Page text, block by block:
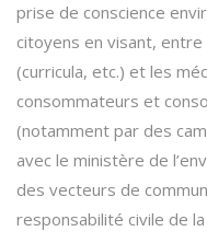
prise de conscience
citoyens en visant,
(curricula, etc.) et les
consommateurs et
(notamment par des
avec le ministère de
des vecteurs de
responsabilité civile de